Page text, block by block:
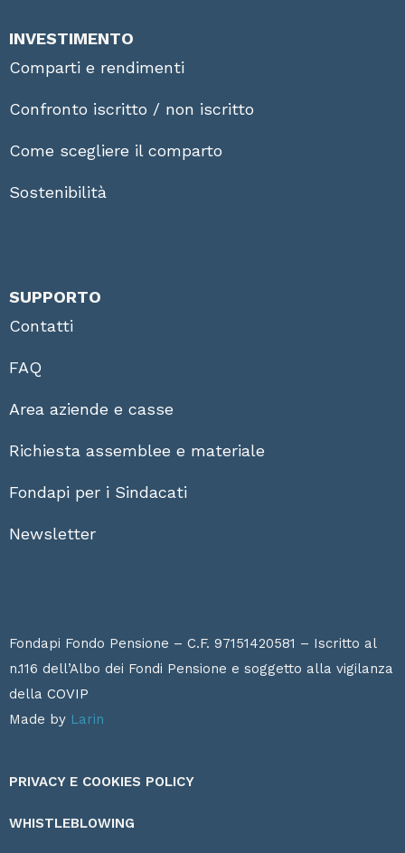
INVESTIMENTO
Comparti e rendimenti
Confronto iscritto / non iscritto
Come scegliere il comparto
Sostenibilità
SUPPORTO
Contatti
FAQ
Area aziende e casse
Richiesta assemblee e materiale
Fondapi per i Sindacati
Newsletter
Fondapi Fondo Pensione – C.F. 97151420581 – Iscritto al
n.116 dell’Albo dei Fondi Pensione e soggetto alla vigilanza
della COVIP
Made by Larin
PRIVACY E COOKIES POLICY
WHISTLEBLOWING